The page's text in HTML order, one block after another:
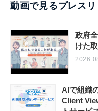
動画で見るプレスリ
政府
けた
AIで組織
Client